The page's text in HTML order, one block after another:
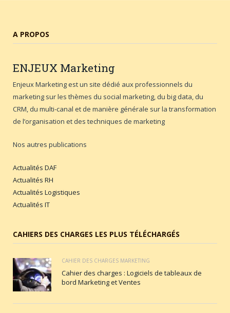
A PROPOS
ENJEUX Marketing
Enjeux Marketing est un site dédié aux professionnels du
marketing sur les thèmes du social marketing, du big data, du
CRM, du multi-canal et de manière générale sur la transformation
de l’organisation et des techniques de marketing
Nos autres publications
Actualités DAF
Actualités RH
Actualités Logistiques
Actualités IT
CAHIERS DES CHARGES LES PLUS TÉLÉCHARGÉS
CAHIER DES CHARGES MARKETING
Cahier des charges : Logiciels de tableaux de
bord Marketing et Ventes